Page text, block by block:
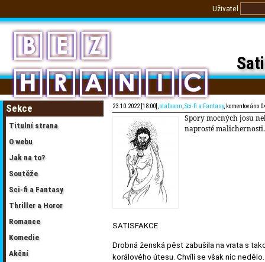
Uživatel
Sekce
Titulní strana
O webu
Jak na to?
Soutěže
Sci-fi a Fantasy
Thriller a Horor
Romance
Komedie
Akční
23.10.2022 [18:00],olafsonn,Sci-fi a Fantasy, komentováno
Spory mocných josu
naprosté malichernosti.
SATISFAKCE
Drobná ženská pěst zabušila na vrata s
korálového útesu. Chvíli se však nic